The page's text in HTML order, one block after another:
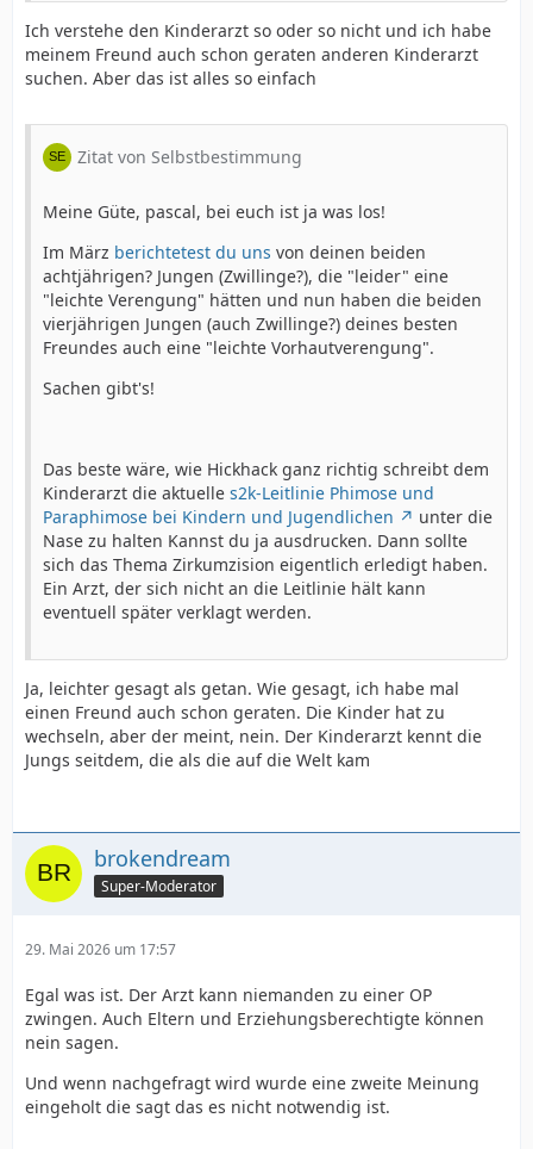
Ich verstehe den Kinderarzt so oder so nicht und ich habe
meinem Freund auch schon geraten anderen Kinderarzt
suchen. Aber das ist alles so einfach
Zitat von Selbstbestimmung
Meine Güte, pascal, bei euch ist ja was los!
Im März berichtetest du uns von deinen beiden
achtjährigen? Jungen (Zwillinge?), die "leider" eine
"leichte Verengung" hätten und nun haben die beiden
vierjährigen Jungen (auch Zwillinge?) deines besten
Freundes auch eine "leichte Vorhautverengung".
Sachen gibt's!
Das beste wäre, wie Hickhack ganz richtig schreibt dem
Kinderarzt die aktuelle s2k-Leitlinie Phimose und
Paraphimose bei Kindern und Jugendlichen
unter die
Nase zu halten Kannst du ja ausdrucken. Dann sollte
sich das Thema Zirkumzision eigentlich erledigt haben.
Ein Arzt, der sich nicht an die Leitlinie hält kann
eventuell später verklagt werden.
Ja, leichter gesagt als getan. Wie gesagt, ich habe mal
einen Freund auch schon geraten. Die Kinder hat zu
wechseln, aber der meint, nein. Der Kinderarzt kennt die
Jungs seitdem, die als die auf die Welt kam
brokendream
Super-Moderator
29. Mai 2026 um 17:57
Egal was ist. Der Arzt kann niemanden zu einer OP
zwingen. Auch Eltern und Erziehungsberechtigte können
nein sagen.
Und wenn nachgefragt wird wurde eine zweite Meinung
eingeholt die sagt das es nicht notwendig ist.